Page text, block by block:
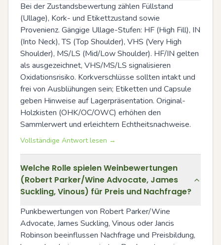
Bei der Zustandsbewertung zählen Füllstand
(Ullage), Kork- und Etikettzustand sowie
Provenienz. Gängige Ullage-Stufen: HF (High Fill), IN
(Into Neck), TS (Top Shoulder), VHS (Very High
Shoulder), MS/LS (Mid/Low Shoulder). HF/IN gelten
als ausgezeichnet, VHS/MS/LS signalisieren
Oxidationsrisiko. Korkverschlüsse sollten intakt und
frei von Ausblühungen sein; Etiketten und Capsule
geben Hinweise auf Lagerpräsentation. Original-
Holzkisten (OHK/OC/OWC) erhöhen den
Sammlerwert und erleichtern Echtheitsnachweise.
Vollständige Antwort lesen →
Welche Rolle spielen Weinbewertungen
(Robert Parker/Wine Advocate, James
Suckling, Vinous) für Preis und Nachfrage?
Punkbewertungen von Robert Parker/Wine
Advocate, James Suckling, Vinous oder Jancis
Robinson beeinflussen Nachfrage und Preisbildung,